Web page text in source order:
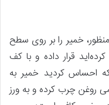
خمیر را بر روی سطح
قرار داده و با کف
احساس کردید خمیر به
چرب کرده و به ورز